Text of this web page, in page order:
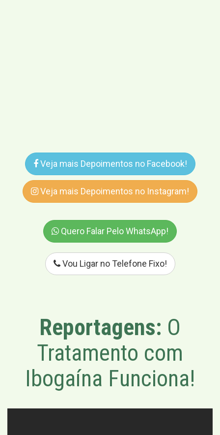
Veja mais Depoimentos no Facebook!
Veja mais Depoimentos no Instagram!
Quero Falar Pelo WhatsApp!
Vou Ligar no Telefone Fixo!
Reportagens: O
Tratamento com
Ibogaína Funciona!